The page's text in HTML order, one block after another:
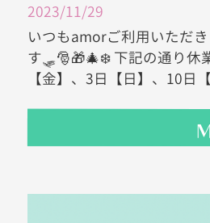
2023/11/29
いつもamorご利用いただ
す🛷🎅🎁🎄❄️ 下記の通り休
【金】、3日【日】、10日